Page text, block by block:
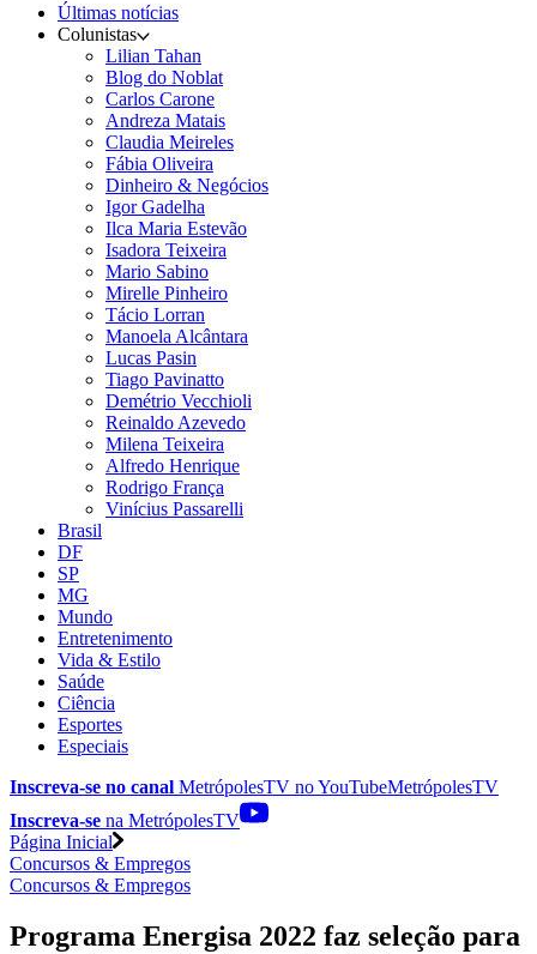
Últimas notícias
Colunistas
Lilian Tahan
Blog do Noblat
Carlos Carone
Andreza Matais
Claudia Meireles
Fábia Oliveira
Dinheiro & Negócios
Igor Gadelha
Ilca Maria Estevão
Isadora Teixeira
Mario Sabino
Mirelle Pinheiro
Tácio Lorran
Manoela Alcântara
Lucas Pasin
Tiago Pavinatto
Demétrio Vecchioli
Reinaldo Azevedo
Milena Teixeira
Alfredo Henrique
Rodrigo França
Vinícius Passarelli
Brasil
DF
SP
MG
Mundo
Entretenimento
Vida & Estilo
Saúde
Ciência
Esportes
Especiais
Inscreva-se no canal MetrópolesTV noYouTubeMetrópolesTV
Inscreva-se na MetrópolesTV
Página Inicial
Concursos & Empregos
Concursos & Empregos
Programa Energisa 2022 faz seleção para